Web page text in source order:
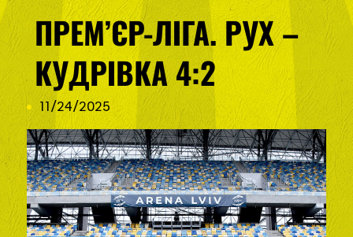
ПРЕМ’ЄР-ЛІГА. РУХ –
КУДРІВКА 4:2
11/24/2025